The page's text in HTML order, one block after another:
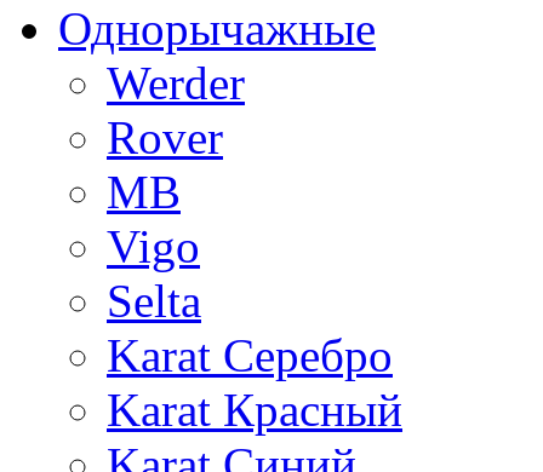
Однорычажные
Werder
Rover
MB
Vigo
Selta
Karat Серебро
Karat Красный